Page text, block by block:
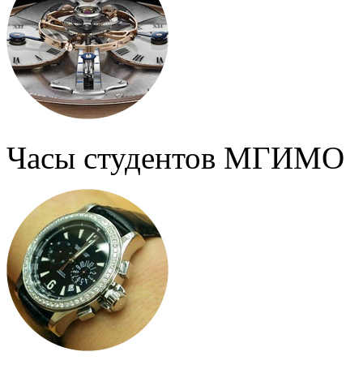
Часы студентов МГИМО